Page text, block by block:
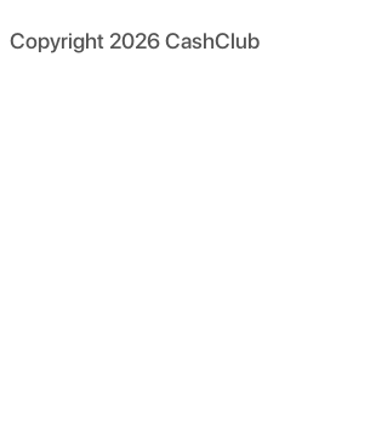
Copyright 2026CashClub